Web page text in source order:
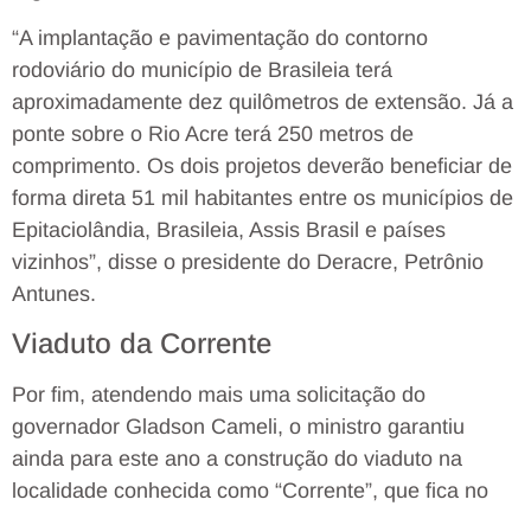
“A implantação e pavimentação do contorno
rodoviário do município de Brasileia terá
aproximadamente dez quilômetros de extensão. Já a
ponte sobre o Rio Acre terá 250 metros de
comprimento. Os dois projetos deverão beneficiar de
forma direta 51 mil habitantes entre os municípios de
Epitaciolândia, Brasileia, Assis Brasil e países
vizinhos”, disse o presidente do Deracre, Petrônio
Antunes.
Viaduto da Corrente
Por fim, atendendo mais uma solicitação do
governador Gladson Cameli, o ministro garantiu
ainda para este ano a construção do viaduto na
localidade conhecida como “Corrente”, que fica no